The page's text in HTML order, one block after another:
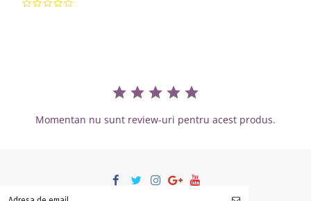
Momentan nu sunt review-uri pentru acest produs.